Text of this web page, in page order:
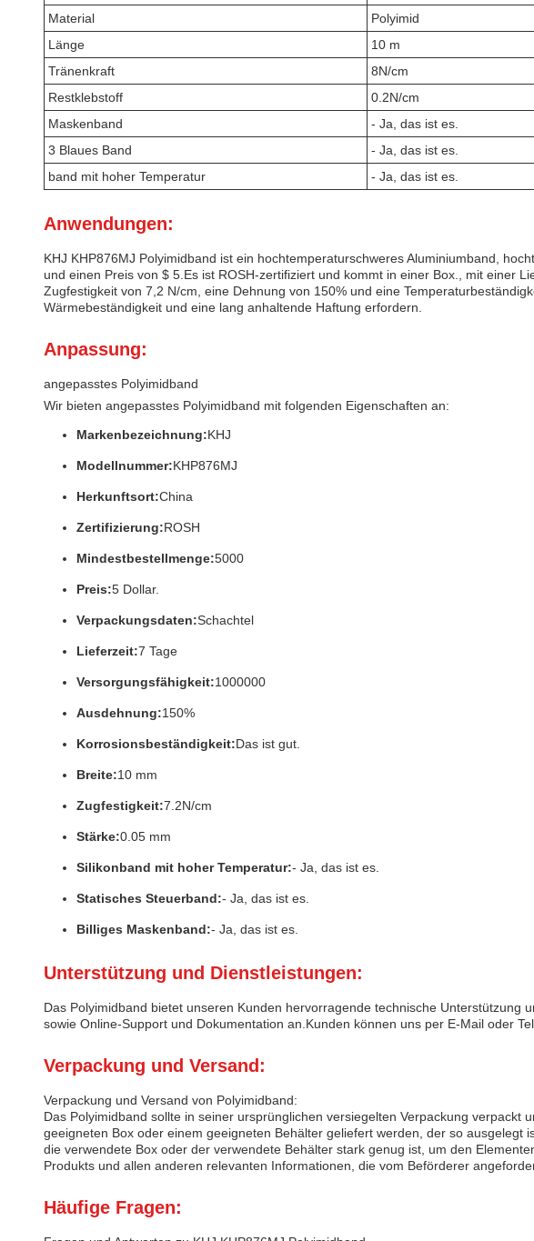
Material
Polyimid
Länge
10 m
Tränenkraft
8N/cm
Restklebstoff
0.2N/cm
Maskenband
- Ja, das ist es.
3 Blaues Band
- Ja, das ist es.
band mit hoher Temperatur
- Ja, das ist es.
Anwendungen:
KHJ KHP876MJ Polyimidband ist ein hochtemperaturschweres Aluminiumband,
und einen Preis von $ 5.Es ist ROSH-zertifiziert und kommt in einer Box., mit einer
Zugfestigkeit von 7,2 N/cm, eine Dehnung von 150% und eine
Wärmebeständigkeit und eine lang anhaltende Haftung erfordern.
Anpassung:
angepasstes Polyimidband
Wir bieten angepasstes Polyimidband mit folgenden Eigenschaften an:
Markenbezeichnung:KHJ
Modellnummer:KHP876MJ
Herkunftsort:China
Zertifizierung:ROSH
Mindestbestellmenge:5000
Preis:5 Dollar.
Verpackungsdaten:Schachtel
Lieferzeit:7 Tage
Versorgungsfähigkeit:1000000
Ausdehnung:150%
Korrosionsbeständigkeit:Das ist gut.
Breite:10 mm
Zugfestigkeit:7.2N/cm
Stärke:0.05 mm
Silikonband mit hoher Temperatur:- Ja, das ist es.
Statisches Steuerband:- Ja, das ist es.
Billiges Maskenband:- Ja, das ist es.
Unterstützung und Dienstleistungen:
Das Polyimidband bietet unseren Kunden hervorragende technische
sowie Online-Support und Dokumentation an.Kunden können uns per E-Mail oder
Verpackung und Versand:
Verpackung und Versand von Polyimidband:
Das Polyimidband sollte in seiner ursprünglichen versiegelten Verpackung
geeigneten Box oder einem geeigneten Behälter geliefert werden, der so
die verwendete Box oder der verwendete Behälter stark genug ist, um den
Produkts und allen anderen relevanten Informationen, die vom Beförderer
Häufige Fragen: